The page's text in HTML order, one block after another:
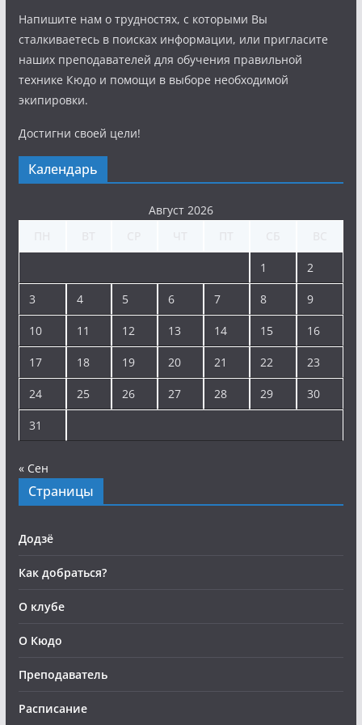
Напишите нам о трудностях, с которыми Вы
сталкиваетесь в поисках информации, или пригласите
наших преподавателей для обучения правильной
технике Кюдо и помощи в выборе необходимой
экипировки.
Достигни своей цели!
Календарь
Август 2026
1 2
3 4 5 6 7 8 9
10 11 12 13 14 15 16
17 18 19 20 21 22 23
24 25 26 27 28 29 30
31
« Сен
Страницы
Додзё
Как добраться?
О клубе
О Кюдо
Преподаватель
Расписание